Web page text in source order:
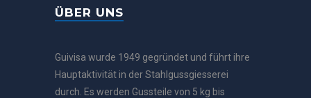
ÜBER UNS
Guivisa wurde 1949 gegründet und führt ihre
Hauptaktivität in der Stahlgussgiesserei
durch. Es werden Gussteile von 5 kg bis